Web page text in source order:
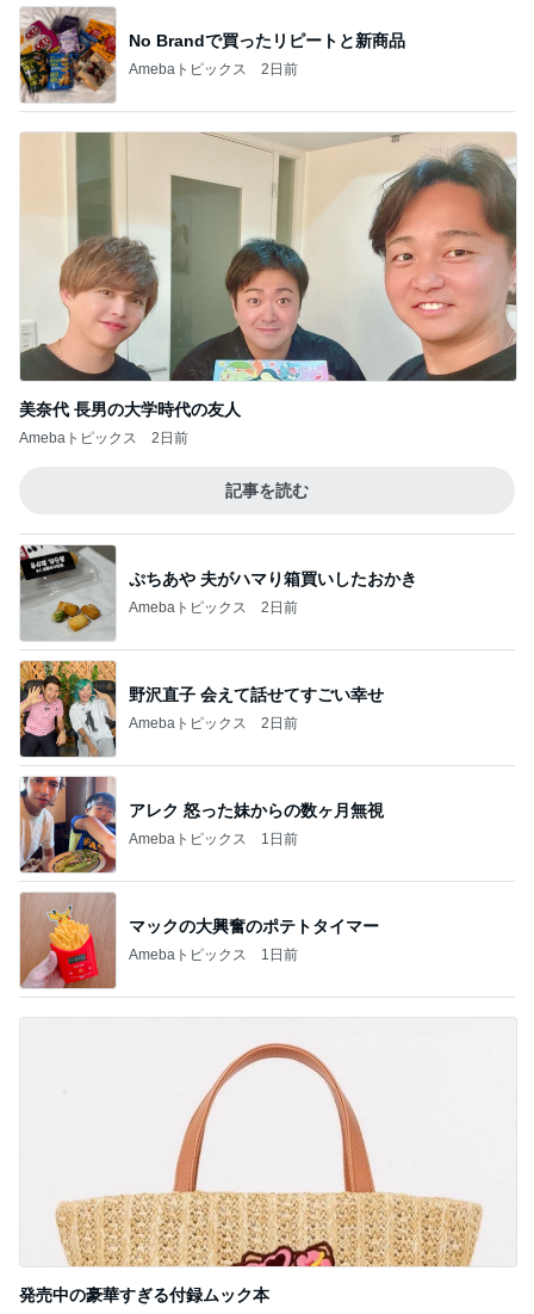
No Brandで買ったリピートと新商品
Amebaトピックス 2日前
美奈代 長男の大学時代の友人
Amebaトピックス 2日前
記事を読む
ぷちあや 夫がハマり箱買いしたおかき
Amebaトピックス 2日前
野沢直子 会えて話せてすごい幸せ
Amebaトピックス 2日前
アレク 怒った妹からの数ヶ月無視
Amebaトピックス 1日前
マックの大興奮のポテトタイマー
Amebaトピックス 1日前
発売中の豪華すぎる付録ムック本